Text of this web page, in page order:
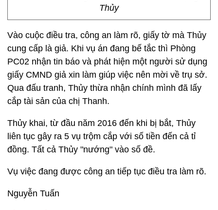
Thủy
Vào cuộc điều tra, công an làm rõ, giấy tờ mà Thủy
cung cấp là giả. Khi vụ án đang bế tắc thì Phòng
PC02 nhận tin báo và phát hiện một người sử dụng
giấy CMND giả xin làm giúp việc nên mời về trụ sở.
Qua đấu tranh, Thủy thừa nhận chính mình đã lấy
cắp tài sản của chị Thanh.
Thủy khai, từ đầu năm 2016 đến khi bị bắt, Thủy
liên tục gây ra 5 vụ trộm cắp với số tiền đến cả tỉ
đồng. Tất cả Thủy "nướng" vào số đề.
Vụ việc đang được công an tiếp tục điều tra làm rõ.
Nguyễn Tuấn